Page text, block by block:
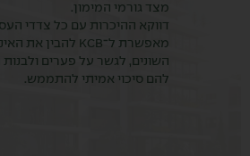
גורמי המימון.
ההיכרות עם כל צדדי העסקה
מאפשרת ל־KCB להבין את האינטרסים
לגשר על פערים ולבנות הסכמים שיש
סיכוי אמיתי להתממש.